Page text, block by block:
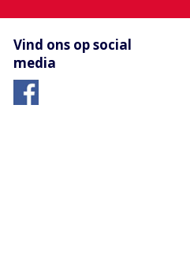
Vind ons op social
media